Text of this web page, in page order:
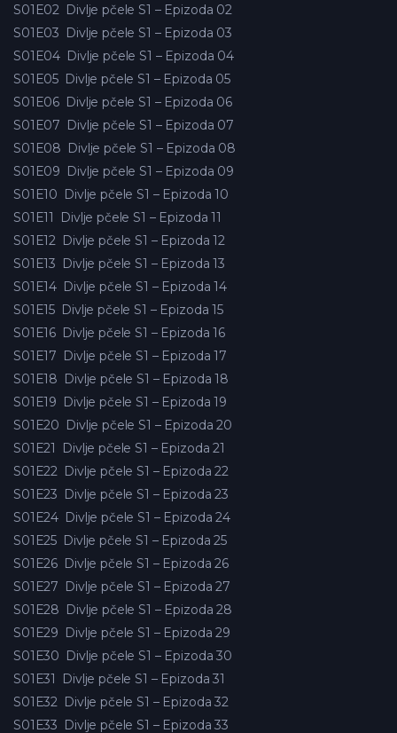
S01E02 Divlje pčele S1 – Epizoda 02
S01E03 Divlje pčele S1 – Epizoda 03
S01E04 Divlje pčele S1 – Epizoda 04
S01E05 Divlje pčele S1 – Epizoda 05
S01E06 Divlje pčele S1 – Epizoda 06
S01E07 Divlje pčele S1 – Epizoda 07
S01E08 Divlje pčele S1 – Epizoda 08
S01E09 Divlje pčele S1 – Epizoda 09
S01E10 Divlje pčele S1 – Epizoda 10
S01E11
Divlje pčele S1 – Epizoda 11
S01E12 Divlje pčele S1 – Epizoda 12
S01E13 Divlje pčele S1 – Epizoda 13
S01E14 Divlje pčele S1 – Epizoda 14
S01E15 Divlje pčele S1 – Epizoda 15
S01E16 Divlje pčele S1 – Epizoda 16
S01E17 Divlje pčele S1 – Epizoda 17
S01E18 Divlje pčele S1 – Epizoda 18
S01E19 Divlje pčele S1 – Epizoda 19
S01E20 Divlje pčele S1 – Epizoda 20
S01E21
Divlje pčele S1 – Epizoda 21
S01E22 Divlje pčele S1 – Epizoda 22
S01E23 Divlje pčele S1 – Epizoda 23
S01E24 Divlje pčele S1 – Epizoda 24
S01E25 Divlje pčele S1 – Epizoda 25
S01E26 Divlje pčele S1 – Epizoda 26
S01E27 Divlje pčele S1 – Epizoda 27
S01E28 Divlje pčele S1 – Epizoda 28
S01E29 Divlje pčele S1 – Epizoda 29
S01E30 Divlje pčele S1 – Epizoda 30
S01E31
Divlje pčele S1 – Epizoda 31
S01E32 Divlje pčele S1 – Epizoda 32
S01E33 Divlje pčele S1 – Epizoda 33